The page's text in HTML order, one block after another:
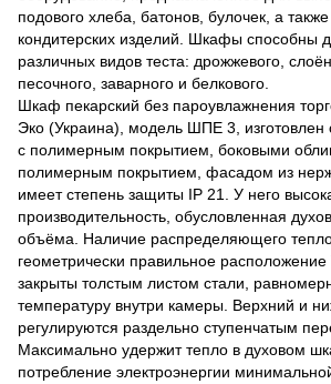
подового хлеба, батонов, булочек, а
кондитерских изделий. Шкафы способны
различных видов теста: дрожжевого,
песочного, заварного и белкового.
Шкаф пекарский без пароувлажнения
Эко (Украина), модель ШПЕ 3, изготовлен
с полимерным покрытием, боковыми
полимерным покрытием, фасадом из
имеет степень защиты ІР 21. У него
производительность, обусловленная
объёма. Наличие распределяющего
геометрически правильное
закрыты толстым листом стали,
температуру внутри камеры. Верхний и
регулируются раздельно ступенчатым
Максимально удержит тепло в духовом
потребление электроэнергии